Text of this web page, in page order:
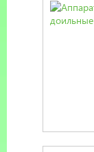
доильные